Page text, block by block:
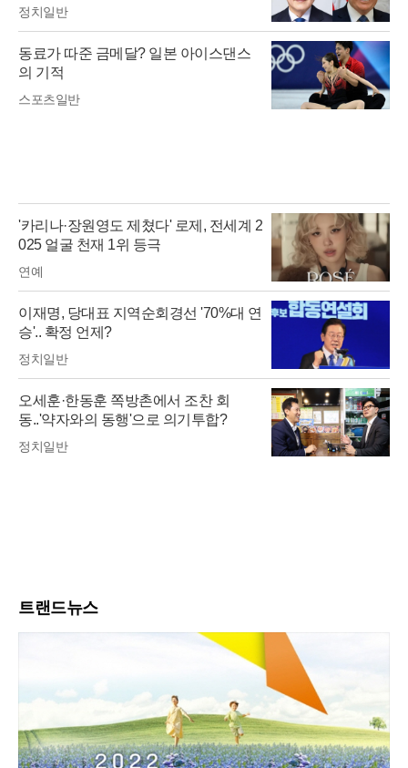
정치일반
동료가 따준 금메달? 일본 아이스댄스
의 기적
스포츠일반
'카리나·장원영도 제쳤다' 로제, 전세계 2
025 얼굴 천재 1위 등극
연예
이재명, 당대표 지역순회경선 '70%대 연
승'.. 확정 언제?
정치일반
오세훈·한동훈 쪽방촌에서 조찬 회
동..'약자와의 동행'으로 의기투합?
정치일반
트랜드뉴스